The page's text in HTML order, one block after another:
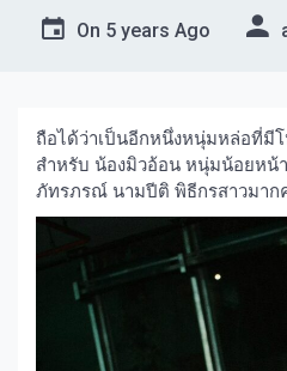
On 5 years Ago
ถือได้ว่าเป็นอีกหนึ่งหนุ่มหล่อที่มี
สำหรับ น้องมิวอ้อน หนุ่มน้อยหน้
ภัทรภรณ์ นามปีติ พิธีกรสาวมาก